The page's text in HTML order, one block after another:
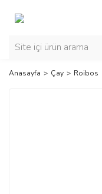
Anasayfa Çay Roibos